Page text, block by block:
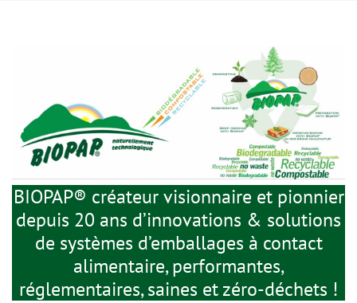
BIOPAP® créateur visionnaire et pionnier
depuis 20 ans d’innovations & solutions
de systèmes d’emballages à contact
alimentaire, performantes,
réglementaires, saines et zéro-déchets !